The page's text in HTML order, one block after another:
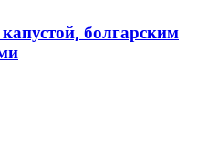
болгарским